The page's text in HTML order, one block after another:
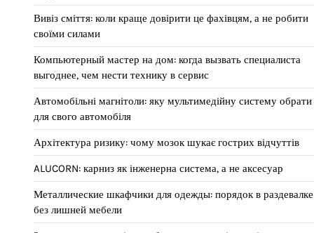
Вивіз сміття: коли краще довірити це фахівцям, а не робити
своїми силами
Компьютерный мастер на дом: когда вызвать специалиста
выгоднее, чем нести технику в сервис
Автомобільні магнітоли: яку мультимедійну систему обрати
для свого автомобіля
Архітектура ризику: чому мозок шукає гострих відчуттів
ALUCORN: карниз як інженерна система, а не аксесуар
Металлические шкафчики для одежды: порядок в раздевалке
без лишней мебели